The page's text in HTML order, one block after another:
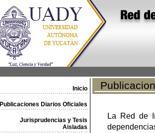
Inicio
Publicaciones Diarios Oficiales
Jurisprudencias y Tesis
Aisladas
La Red de